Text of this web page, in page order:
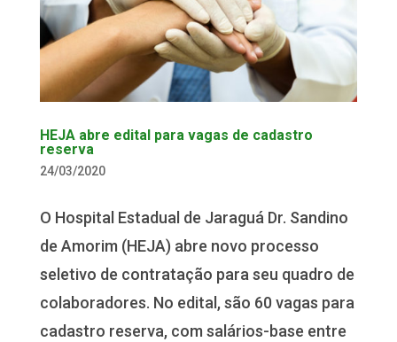
HEJA abre edital para vagas de cadastro
reserva
24/03/2020
O Hospital Estadual de Jaraguá Dr. Sandino
de Amorim (HEJA) abre novo processo
seletivo de contratação para seu quadro de
colaboradores. No edital, são 60 vagas para
cadastro reserva, com salários-base entre